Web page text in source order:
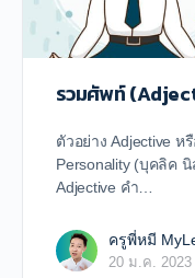
รวมศัพท์
ตัวอย่าง Adjective ห
Personality (บุคลิค
Adjective คำ…
ครูพี่หมี
20 ม.ค. 2023